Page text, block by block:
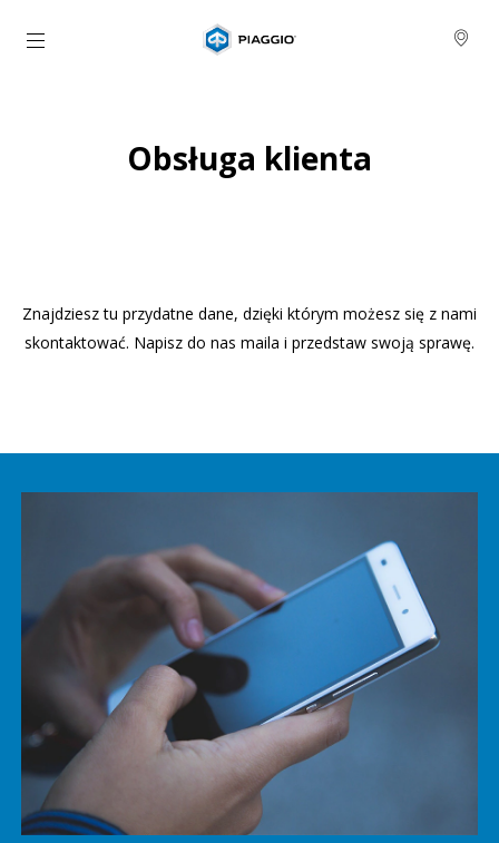
Idź do strony głównej
Obsługa klienta
Znajdziesz tu przydatne dane, dzięki którym możesz się z nami
skontaktować. Napisz do nas maila i przedstaw swoją sprawę.